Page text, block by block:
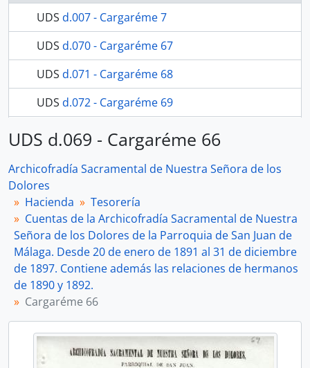
UDS d.007 - Cargaréme 7
UDS d.070 - Cargaréme 67
UDS d.071 - Cargaréme 68
UDS d.072 - Cargaréme 69
31 más...
UDS d.069 - Cargaréme 66
Archicofradía Sacramental de Nuestra Señora de los
Dolores
Hacienda
Tesorería
Cuentas de la Archicofradía Sacramental de Nuestra
Señora de los Dolores de la Parroquia de San Juan de
Málaga. Desde 20 de enero de 1891 al 31 de diciembre
de 1897. Contiene además las relaciones de hermanos
de 1890 y 1892.
Cargaréme 66